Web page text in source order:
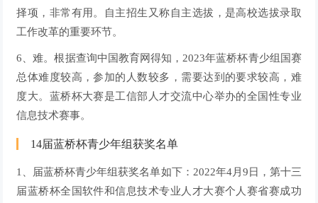
择项，非常有用。自主招生又称自主选拔，是高校选拔录取
工作改革的重要环节。
6、难。根据查询中国教育网得知，2023年蓝桥杯青少组国赛
总体难度较高，参加的人数较多，需要达到的要求较高，难
度大。蓝桥杯大赛是工信部人才交流中心举办的全国性专业
信息技术赛事。
14届蓝桥杯青少年组获奖名单
1、届蓝桥杯青少年组获奖名单如下：2022年4月9日，第十三
届蓝桥杯全国软件和信息技术专业人才大赛个人赛省赛成功